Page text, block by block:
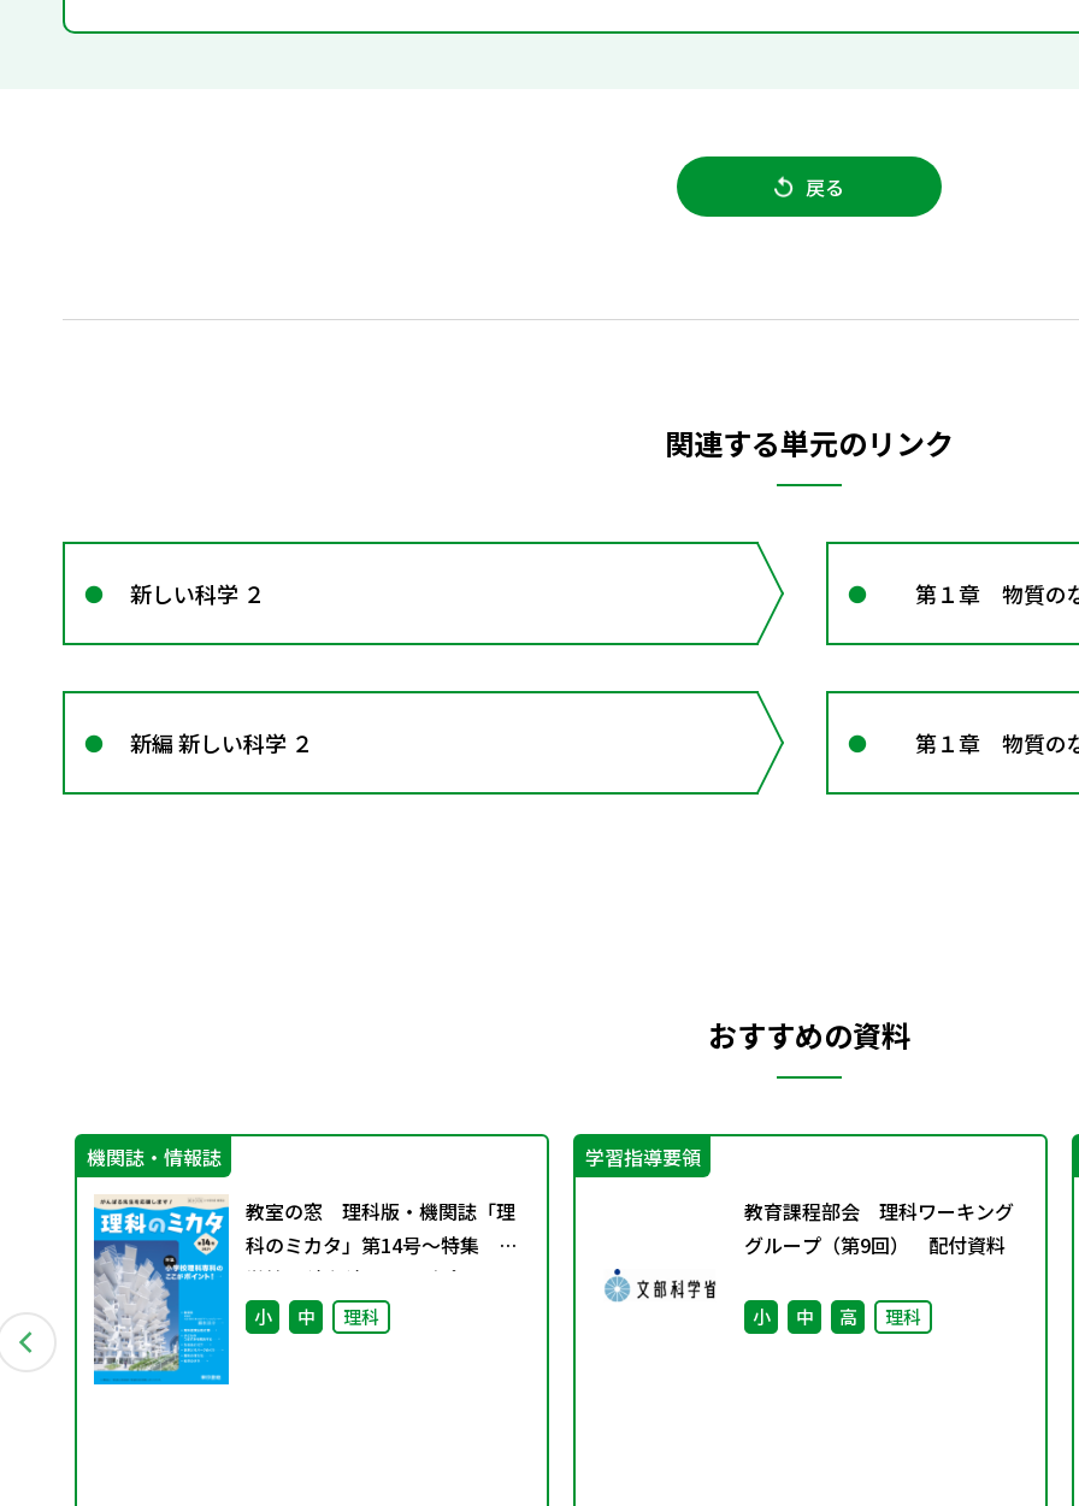
戻る
関連する単元のリンク
新しい科学 ２ 第１章 物質の
新編 新しい科学 ２ 第１章 物質の
おすすめの資料
機関誌・情報誌
教室の窓 理科版・機関誌「理
科のミカタ」第14号～特集 小
学校理科専科のここがポイン
ト！～
小 中 理科
学習指導要領
教育課程部会 理科ワーキング
グループ（第9回） 配付資料
小 中 高 理科